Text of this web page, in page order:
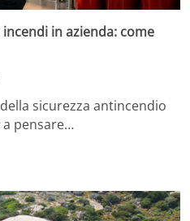
in azienda: come
sicurezza antincendio
a pensare…